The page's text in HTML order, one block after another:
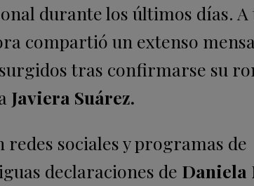
durante los últimos días. A
compartió un extenso
tras confirmarse su
Javiera Suárez.
sociales y programas de
declaraciones de Daniela